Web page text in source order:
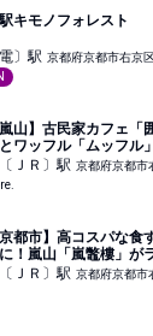
キモノフォレスト
〕駅 京都府京都市右京
嵐山】古民家カフェ「
ワッフル「ムッフル
｜るるぶ&more.
ＪＲ〕駅 京都府京都市
京都市】高コスパな食
！嵐山「嵐鼈樓」が
ＪＲ〕駅 京都府京都市